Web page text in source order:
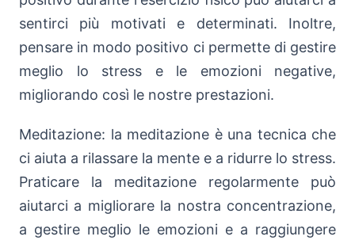
sentirci più motivati e determinati. Inoltre,
pensare in modo positivo ci permette di gestire
meglio lo stress e le emozioni negative,
migliorando così le nostre prestazioni.
Meditazione: la meditazione è una tecnica che
ci aiuta a rilassare la mente e a ridurre lo stress.
Praticare la meditazione regolarmente può
aiutarci a migliorare la nostra concentrazione,
a gestire meglio le emozioni e a raggiungere